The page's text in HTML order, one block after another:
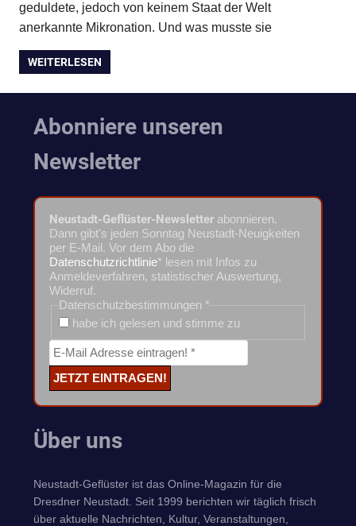
geduldete, jedoch von keinem Staat der Welt
anerkannte Mikronation. Und was musste sie
WEITERLESEN
Abonniere unseren
Newsletter
Neustadt-Geflüster-Newsletter abonnieren.
Dann gibt's jeden Sonntag Neustadt-Neuigkeiten
per E-Mail. Vor dem Abo die
Datenschutzrichtlinie* lesen mit Infos zu
Anmeldeverfahren, statistischer Auswertung,
Widerruf.
Datenschutzbestimmungen *
habe ich gelesen und stimme zu
Über uns
Neustadt-Geflüster ist das Online-Magazin für die
Dresdner Neustadt. Seit 1999 berichten wir täglich frisch
über aktuelle Nachrichten, Kultur, Veranstaltungen,